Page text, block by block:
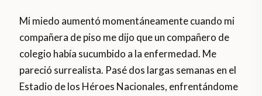
Mi miedo aumentó momentáneamente cuando mi
compañera de piso me dijo que un compañero de
colegio había sucumbido a la enfermedad. Me
pareció surrealista. Pasé dos largas semanas en el
Estadio de los Héroes Nacionales, enfrentándome